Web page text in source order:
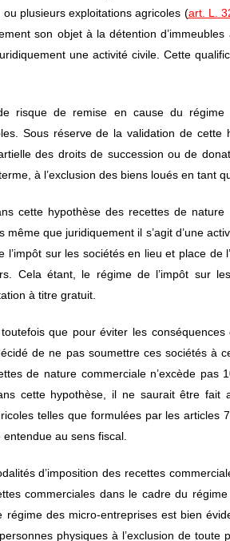
ou plusieurs exploitations agricoles (art. L.
son objet à la détention d’immeubles
une activité civile. Cette
risque de remise en cause du régime
Sous réserve de la validation de cette
des droits de succession ou de
à l’exclusion des biens loués en tant
cette hypothèse des recettes de nature
que juridiquement il s’agit d’une
l’impôt sur les sociétés en lieu et place de
Cela étant, le régime de l’impôt sur
à titre gratuit.
que pour éviter les
de ne pas soumettre ces sociétés à
de nature commerciale n’excède pas
cette hypothèse, il ne saurait être fait
telles que formulées par les articles
au sens fiscal.
d’imposition des recettes
commerciales dans le cadre du régime
régime des micro-entreprises est bien
physiques à l’exclusion de toute